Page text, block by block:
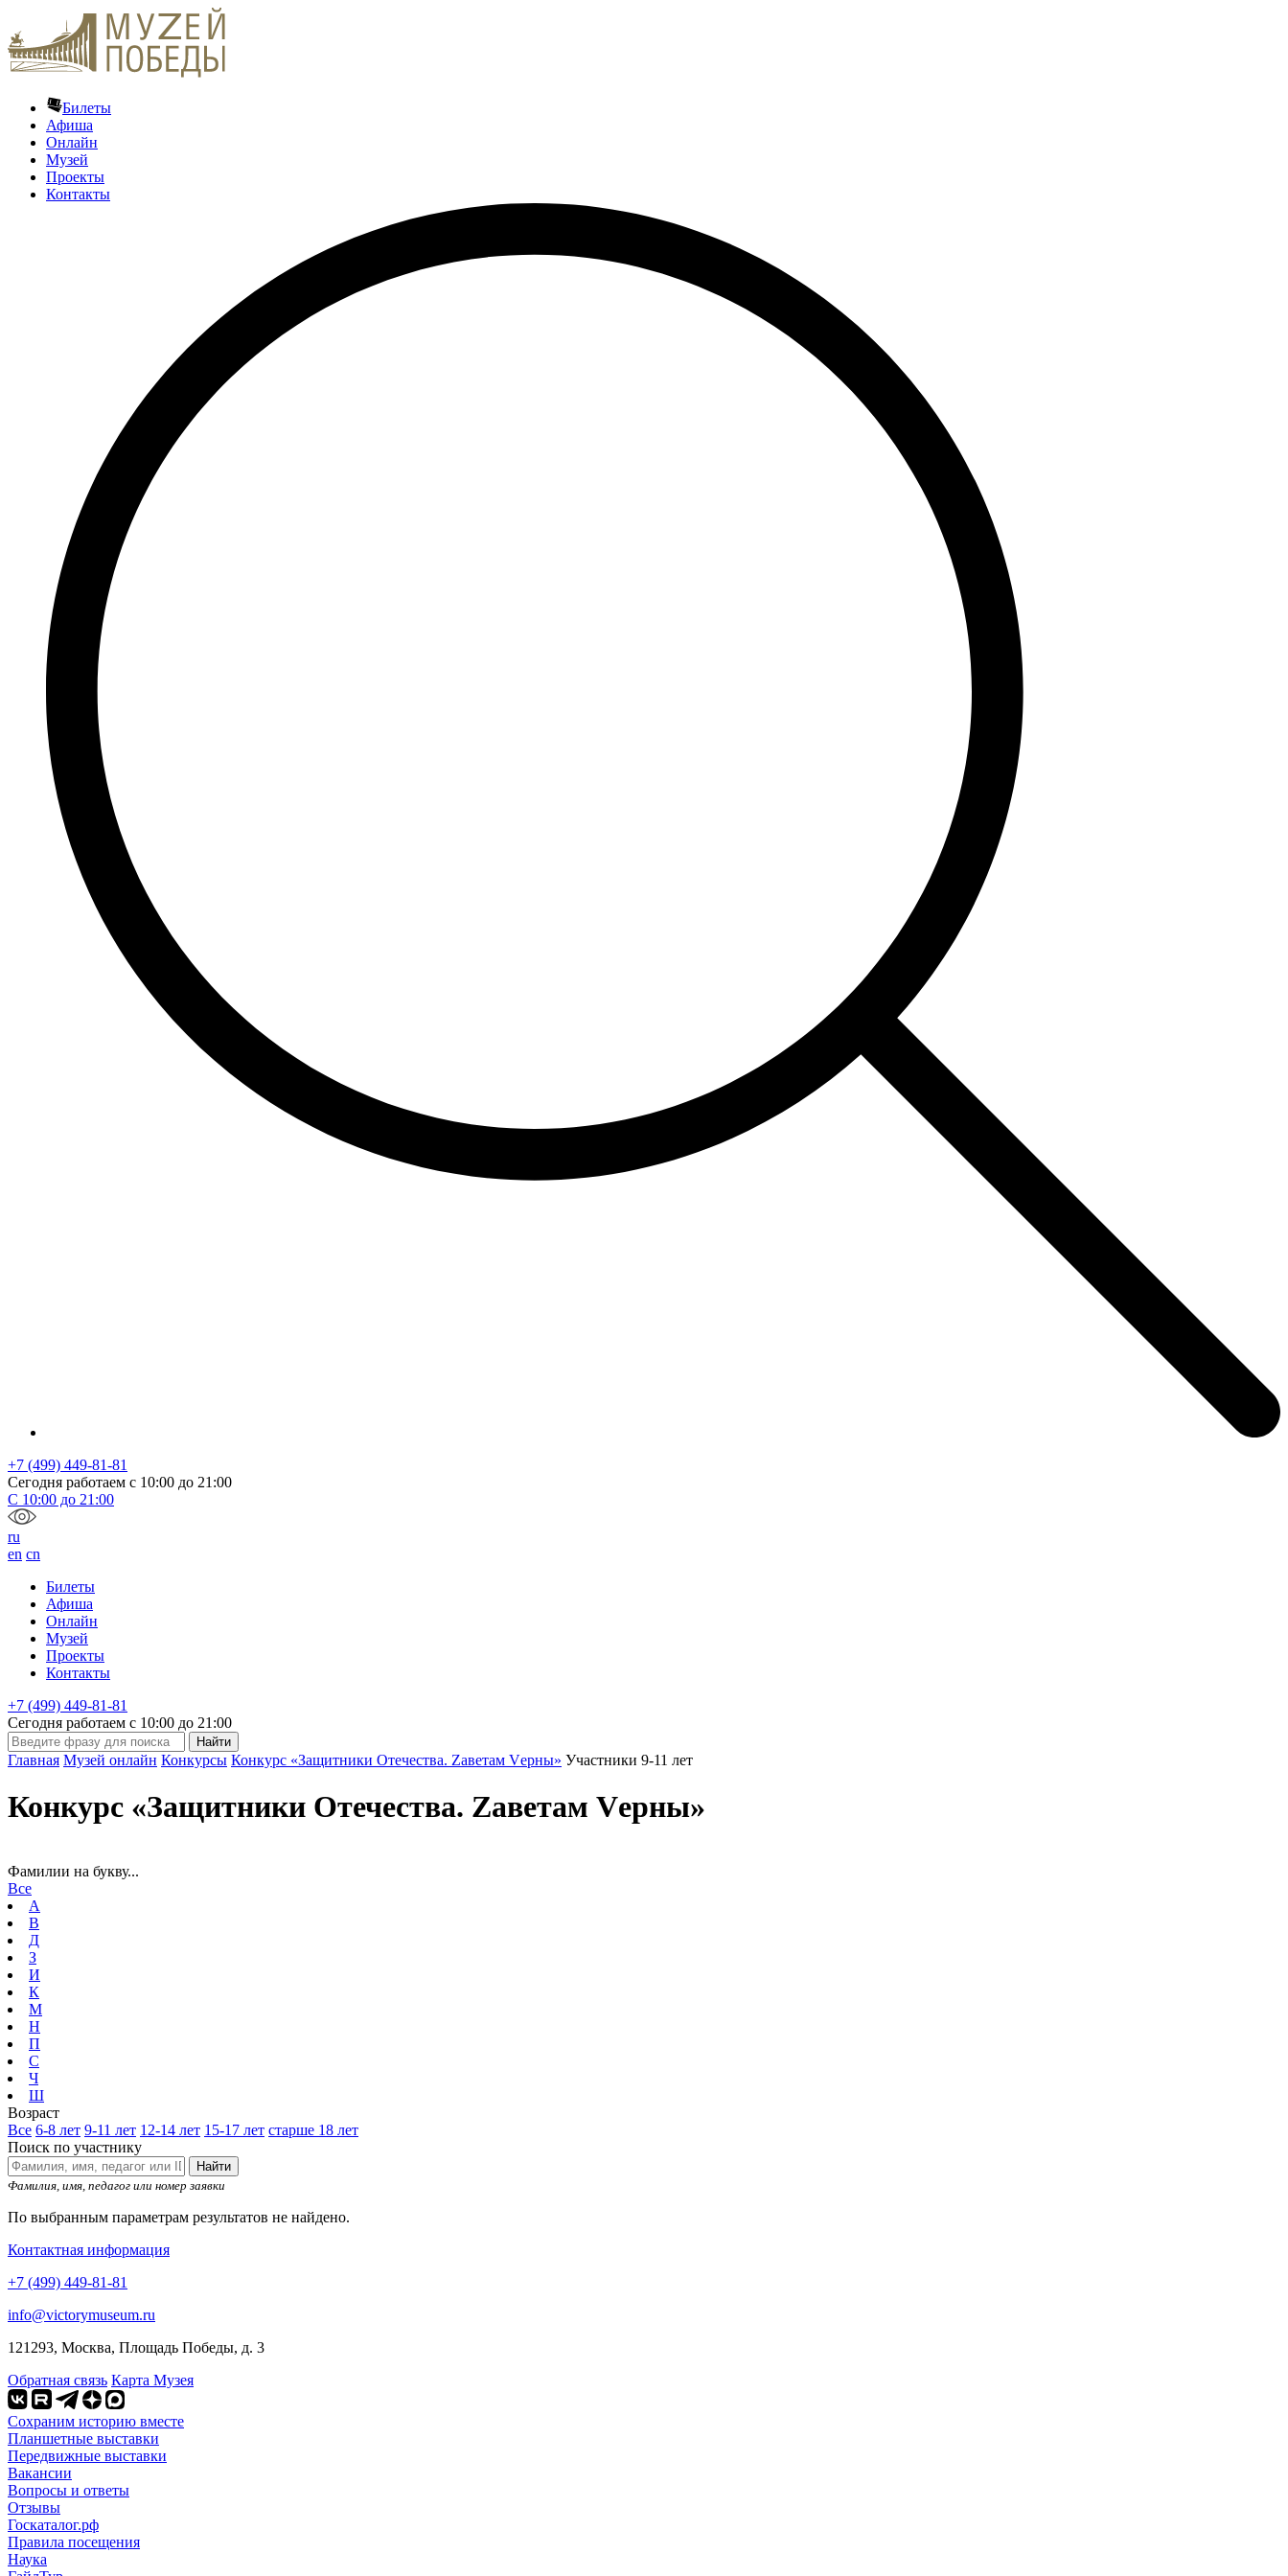
Билеты
Афиша
Онлайн
Музей
Проекты
Контакты
+7 (499) 449-81-81
Сегодня работаем с 10:00 до 21:00
С 10:00 до 21:00
ru
en cn
Билеты
Афиша
Онлайн
Музей
Проекты
Контакты
+7 (499) 449-81-81
Сегодня работаем с 10:00 до 21:00
Главная Музей онлайн Конкурсы Конкурс «Защитники Отечества. Zаветам Vерны» Участники 9-11 лет
Конкурс «Защитники Отечества. Zаветам Vерны»
Фамилии на букву...
Все
А
В
Д
З
И
К
М
Н
П
С
Ч
Ш
Возраст
Все 6-8 лет 9-11 лет 12-14 лет 15-17 лет старше 18 лет
Поиск по участнику
Найти
Фамилия, имя, педагог или номер заявки
По выбранным параметрам результатов не найдено.
Контактная информация
+7 (499) 449-81-81
info@victorymuseum.ru
121293, Москва, Площадь Победы, д. 3
Обратная связь Карта Музея
Сохраним историю вместе
Планшетные выставки
Передвижные выставки
Вакансии
Вопросы и ответы
Отзывы
Госкаталог.рф
Правила посещения
Наука